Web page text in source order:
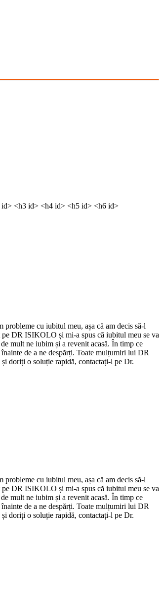
<h3 id> <h4 id> <h5 id> <h6 id>
cu iubitul meu, așa că am decis să-l
pe DR ISIKOLO și mi-a spus că iubitul meu se va
mult ne iubim și a revenit acasă. În timp ce
de a ne despărți. Toate mulțumiri lui DR
doriți o soluție rapidă, contactați-l pe Dr.
cu iubitul meu, așa că am decis să-l
pe DR ISIKOLO și mi-a spus că iubitul meu se va
mult ne iubim și a revenit acasă. În timp ce
de a ne despărți. Toate mulțumiri lui DR
doriți o soluție rapidă, contactați-l pe Dr.